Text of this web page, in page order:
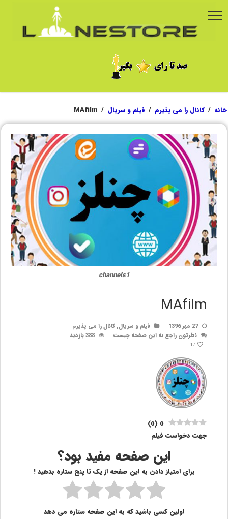
خانه / کانال را می پذیرم / فیلم و سریال /
MAfilm
channels1
MAfilm
27 مهر 1396 فیلم و سریال,کانال را می پذیرم
نظرتون راجع به این صفحه چیست
388 بازدید
17
0
(
0
)
جهت دخواست فیلم
این صفحه مفید بود؟
برای امتیاز دادن به این صفحه از یک تا پنج ستاره بدهید !
اولین کسی باشید که به این صفحه ستاره می دهد